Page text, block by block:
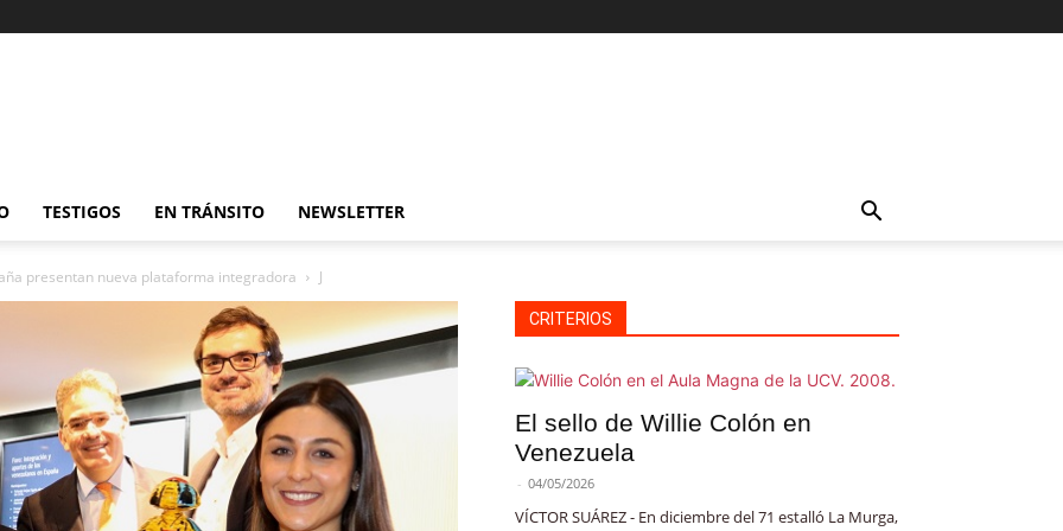
TESTIGOS EN TRÁNSITO NEWSLETTER
presentan nueva plataforma integradora J
CRITERIOS
El sello de Willie Colón en
Venezuela
- 04/05/2026
VÍCTOR SUÁREZ - En diciembre del 71 estalló La Murga,